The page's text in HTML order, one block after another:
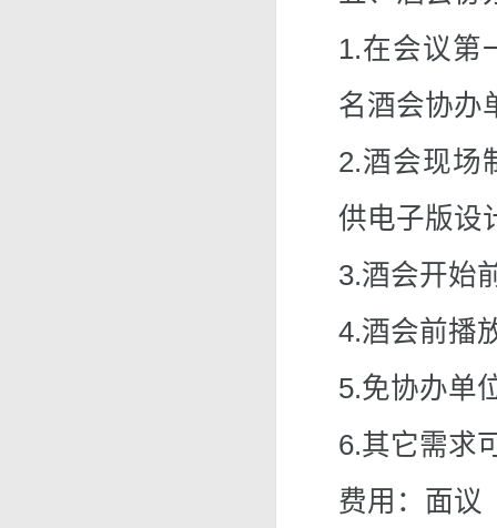
1.在会议第
名酒会协办
2.酒会现场
供电子版设
3.酒会开始
4.酒会前播
5.免协办单
6.其它需求
费用：面议